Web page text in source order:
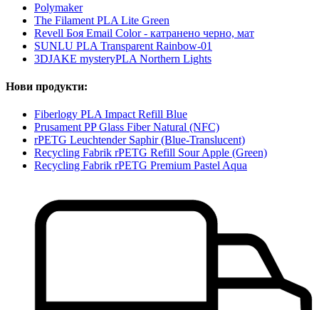
Polymaker
The Filament PLA Lite Green
Revell Боя Email Color - катранено черно, мат
SUNLU PLA Transparent Rainbow-01
3DJAKE mysteryPLA Northern Lights
Нови продукти:
Fiberlogy PLA Impact Refill Blue
Prusament PP Glass Fiber Natural (NFC)
rPETG Leuchtender Saphir (Blue-Translucent)
Recycling Fabrik rPETG Refill Sour Apple (Green)
Recycling Fabrik rPETG Premium Pastel Aqua